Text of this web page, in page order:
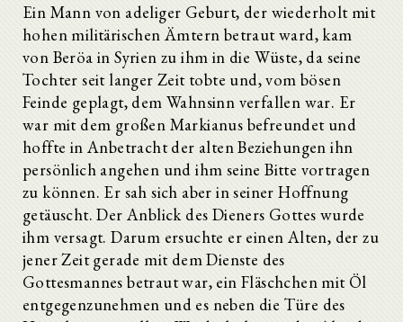
Ein Mann von adeliger Geburt, der wiederholt mit
hohen militärischen Ämtern betraut ward, kam
von Beröa in Syrien zu ihm in die Wüste, da seine
Tochter seit langer Zeit tobte und, vom bösen
Feinde geplagt, dem Wahnsinn verfallen war. Er
war mit dem großen Markianus befreundet und
hoffte in Anbetracht der alten Beziehungen ihn
persönlich angehen und ihm seine Bitte vortragen
zu können. Er sah sich aber in seiner Hoffnung
getäuscht. Der Anblick des Dieners Gottes wurde
ihm versagt. Darum ersuchte er einen Alten, der zu
jener Zeit gerade mit dem Dienste des
Gottesmannes betraut war, ein Fläschchen mit Öl
entgegenzunehmen und es neben die Türe des